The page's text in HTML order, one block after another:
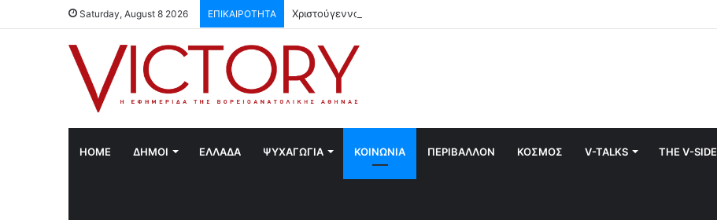
Saturday, August 8 2026 ΕΠΙΚΑΙΡΟΤΗΤΑ Χριστούγεννα στο Χαλάνδρι- Ολες οι εκδηλώσεις του Δήμου
HOME ΔΗΜΟΙ ΕΛΛΑΔΑ ΨΥΧΑΓΩΓΙΑ ΚΟΙΝΩΝΙΑ ΠΕΡΙΒΑΛΛΟΝ ΚΟΣΜΟΣ V-TALKS THE V-SIDE